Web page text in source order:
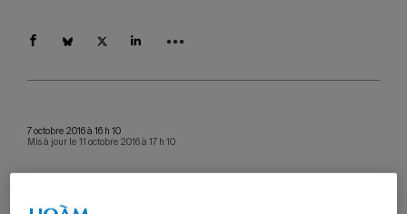
7 octobre 2016 à 16 h 10
Mis à jour le 11 octobre 2016 à 17 h 10